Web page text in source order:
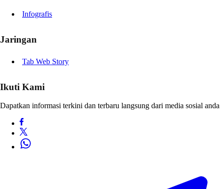
Infografis
Jaringan
Tab Web Story
Ikuti Kami
Dapatkan informasi terkini dan terbaru langsung dari media sosial anda